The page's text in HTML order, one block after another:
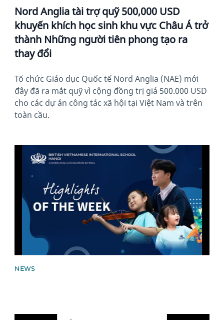
Nord Anglia tài trợ quỹ 500,000 USD
khuyến khích học sinh khu vực Châu Á trở
thành Những người tiên phong tạo ra
thay đổi
Tổ chức Giáo dục Quốc tế Nord Anglia (NAE) mới
đây đã ra mắt quỹ vì cộng đồng trị giá 500.000 USD
cho các dự án công tác xã hội tại Việt Nam và trên
toàn cầu.
NEWS